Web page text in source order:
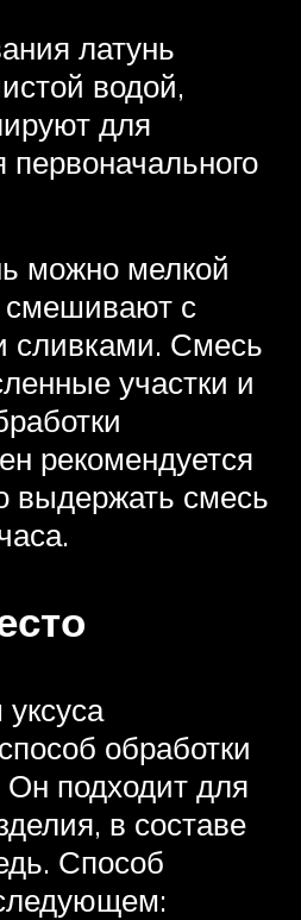
латунь
водой,
для
первоначального
можно мелкой
смешивают с
сливками. Смесь
участки и
рекомендуется
выдержать смесь
обработки
подходит для
в составе
Способ